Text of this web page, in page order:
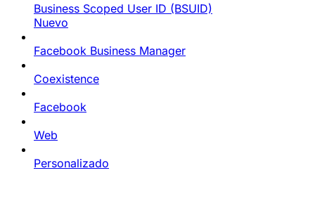
Business Scoped User ID (BSUID)
Nuevo
Facebook Business Manager
Coexistence
Facebook
Web
Personalizado